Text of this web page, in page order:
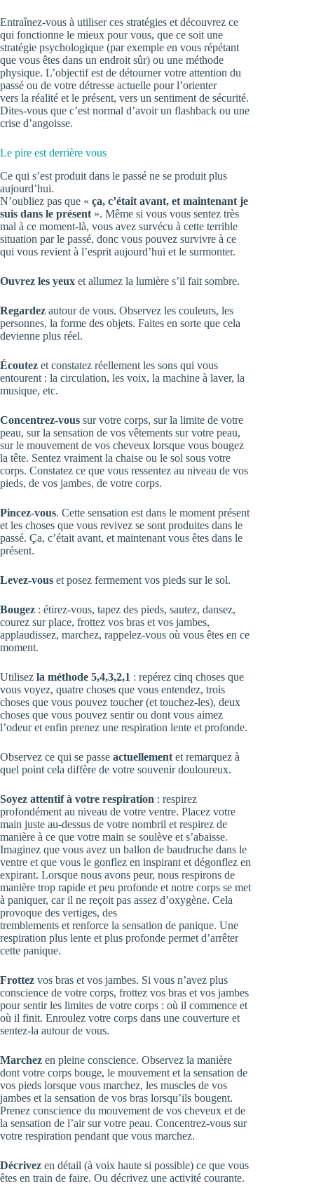
Entraînez-vous à utiliser ces stratégies et découvrez ce
qui fonctionne le mieux pour vous, que ce soit une
stratégie psychologique (par exemple en vous répétant
que vous êtes dans un endroit sûr) ou une méthode
physique. L’objectif est de détourner votre attention du
passé ou de votre détresse actuelle pour l’orienter
vers la réalité et le présent, vers un sentiment de sécurité.
Dites-vous que c’est normal d’avoir un flashback ou une
crise d’angoisse.
Le pire est derrière vous
Ce qui s’est produit dans le passé ne se produit plus
aujourd’hui.
N’oubliez pas que « ça, c’était avant, et maintenant je
suis dans le présent ». Même si vous vous sentez très
mal à ce moment-là, vous avez survécu à cette terrible
situation par le passé, donc vous pouvez survivre à ce
qui vous revient à l’esprit aujourd’hui et le surmonter.
Ouvrez les yeux et allumez la lumière s’il fait sombre.
Regardez autour de vous. Observez les couleurs, les
personnes, la forme des objets. Faites en sorte que cela
devienne plus réel.
Écoutez et constatez réellement les sons qui vous
entourent : la circulation, les voix, la machine à laver, la
musique, etc.
Concentrez-vous sur votre corps, sur la limite de votre
peau, sur la sensation de vos vêtements sur votre peau,
sur le mouvement de vos cheveux lorsque vous bougez
la tête. Sentez vraiment la chaise ou le sol sous votre
corps. Constatez ce que vous ressentez au niveau de vos
pieds, de vos jambes, de votre corps.
Pincez-vous. Cette sensation est dans le moment présent
et les choses que vous revivez se sont produites dans le
passé. Ça, c’était avant, et maintenant vous êtes dans le
présent.
Levez-vous et posez fermement vos pieds sur le sol.
Bougez : étirez-vous, tapez des pieds, sautez, dansez,
courez sur place, frottez vos bras et vos jambes,
applaudissez, marchez, rappelez-vous où vous êtes en ce
moment.
Utilisez la méthode 5,4,3,2,1 : repérez cinq choses que
vous voyez, quatre choses que vous entendez, trois
choses que vous pouvez toucher (et touchez-les), deux
choses que vous pouvez sentir ou dont vous aimez
l’odeur et enfin prenez une respiration lente et profonde.
Observez ce qui se passe actuellement et remarquez à
quel point cela diffère de votre souvenir douloureux.
Soyez attentif à votre respiration : respirez
profondément au niveau de votre ventre. Placez votre
main juste au-dessus de votre nombril et respirez de
manière à ce que votre main se soulève et s’abaisse.
Imaginez que vous avez un ballon de baudruche dans le
ventre et que vous le gonflez en inspirant et dégonflez en
expirant. Lorsque nous avons peur, nous respirons de
manière trop rapide et peu profonde et notre corps se met
à paniquer, car il ne reçoit pas assez d’oxygène. Cela
provoque des vertiges, des
tremblements et renforce la sensation de panique. Une
respiration plus lente et plus profonde permet d’arrêter
cette panique.
Frottez vos bras et vos jambes. Si vous n’avez plus
conscience de votre corps, frottez vos bras et vos jambes
pour sentir les limites de votre corps : où il commence et
où il finit. Enroulez votre corps dans une couverture et
sentez-la autour de vous.
Marchez en pleine conscience. Observez la manière
dont votre corps bouge, le mouvement et la sensation de
vos pieds lorsque vous marchez, les muscles de vos
jambes et la sensation de vos bras lorsqu’ils bougent.
Prenez conscience du mouvement de vos cheveux et de
la sensation de l’air sur votre peau. Concentrez-vous sur
votre respiration pendant que vous marchez.
Décrivez en détail (à voix haute si possible) ce que vous
êtes en train de faire. Ou décrivez une activité courante.